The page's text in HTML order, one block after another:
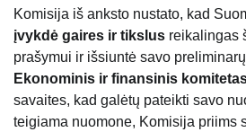
Komisija iš anksto nustato, kad
įvykdė gaires ir tikslus reikalingas
prašymui ir išsiuntė savo
Ekonominis ir finansinis
savaites, kad galėtų pateikti savo
teigiama nuomone, Komisija priims